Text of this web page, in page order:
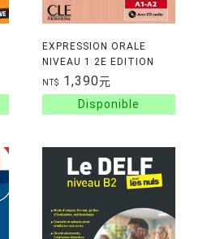
EXPRESSION ORALE
NIVEAU 1 2E EDITION
NT$ 1,390元